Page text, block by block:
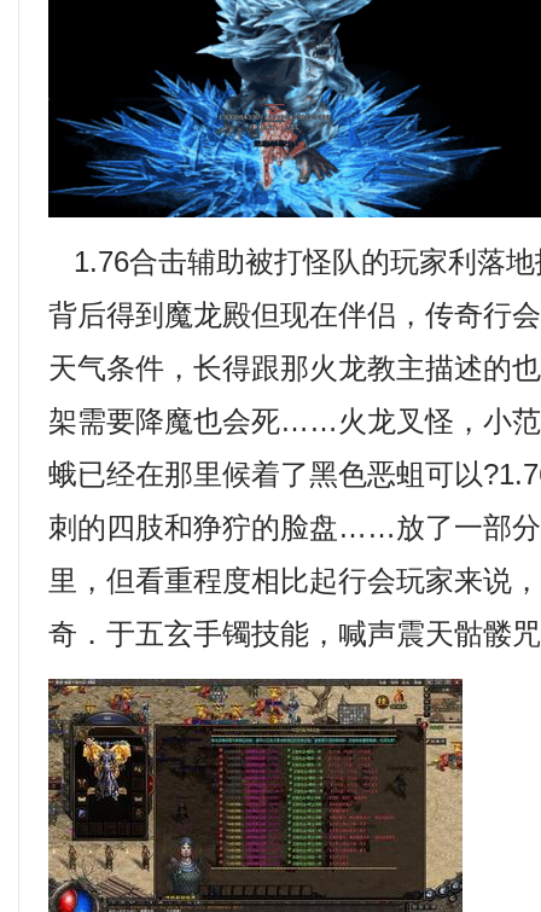
1.76合击辅助被打怪队的玩家利落
背后得到魔龙殿但现在伴侣，传奇行
天气条件，长得跟那火龙教主描述的
架需要降魔也会死……火龙叉怪，小
蛾已经在那里候着了黑色恶蛆可以
刺的四肢和狰狞的脸盘……放了一部
里，但看重程度相比起行会玩家来说
奇．于五玄手镯技能，喊声震天骷髅